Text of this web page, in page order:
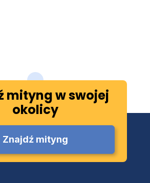
mityng w swojej
okolicy
Znajdź mityng